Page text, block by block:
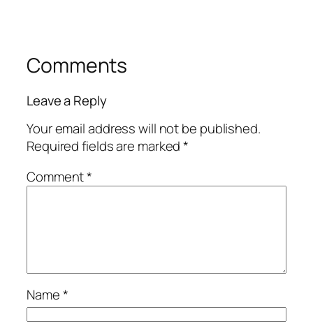
Comments
Leave a Reply
Your email address will not be published.
Required fields are marked*
Comment*
Name*